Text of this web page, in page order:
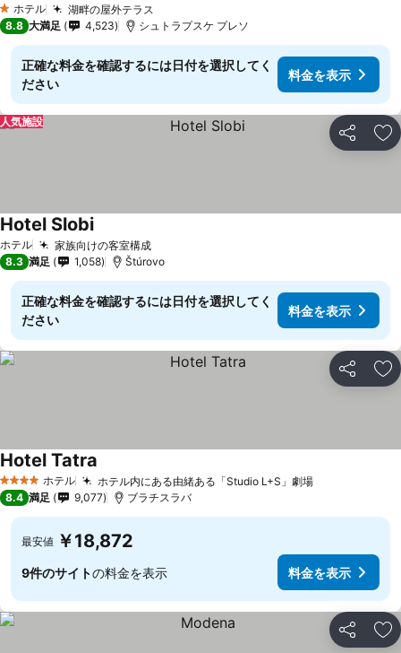
1 ホテルのランク
ホテル 湖畔の屋外テラス
8.8 大満足 4,523 シュトラプスケ プレソ
正確な料金を確認するには日付を選択してく
ださい
料金を表示
シェア お
人気施設
ホテル 家族向けの客室構成
Hotel Slobi
8.3 満足 1,058 Štúrovo
正確な料金を確認するには日付を選択してく
ださい
料金を表示
シェア お
4 ホテルのランク
ホテル ホテル内にある由緒ある「Studio L+S」劇場
Hotel Tatra
8.4 満足 9,077 ブラチスラバ
最安値 ￥18,872
9件のサイトの料金を表示 料金を表示
シェア お